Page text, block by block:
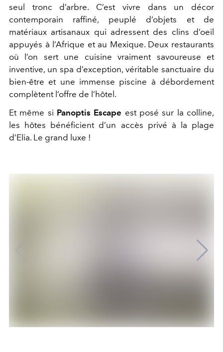
seul tronc d’arbre. C’est vivre dans un décor
contemporain raffiné, peuplé d’objets et de
matériaux artisanaux qui adressent des clins d’oeil
appuyés à l’Afrique et au Mexique. Deux restaurants
où l’on sert une cuisine vraiment savoureuse et
inventive, un spa d’exception, véritable sanctuaire du
bien-être et une immense piscine à débordement
complètent l’offre de l’hôtel.
Et même si Panoptis Escape est posé sur la colline,
les hôtes bénéficient d’un accès privé à la plage
d’Elia. Le grand luxe !